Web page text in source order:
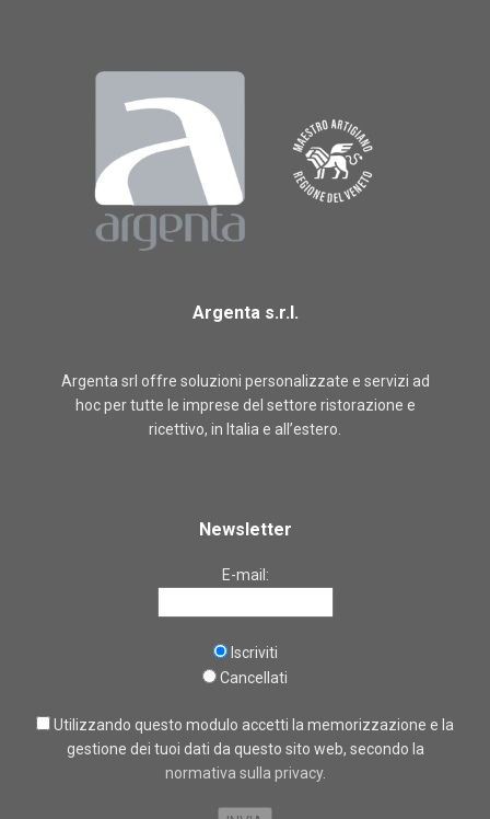
Argenta s.r.l.
Argenta srl offre soluzioni personalizzate e servizi ad
hoc per tutte le imprese del settore ristorazione e
ricettivo, in Italia e all’estero.
Newsletter
E-mail:
Iscriviti
Cancellati
Utilizzando questo modulo accetti la memorizzazione e la
gestione dei tuoi dati da questo sito web, secondo la
normativa sulla privacy.